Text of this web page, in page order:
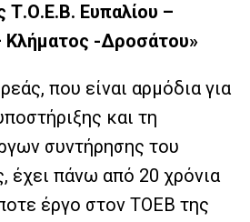
Τ.Ο.Ε.Β. Ευπαλίου –
Κλήματος -Δροσάτου»
που είναι αρμόδια για
και τη
συντήρησης του
έχει πάνω από 20 χρόνια
έργο στον ΤΟΕΒ της